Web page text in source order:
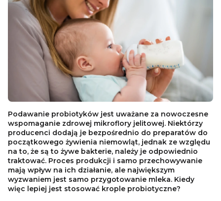
Podawanie probiotyków jest uważane za nowoczesne
wspomaganie zdrowej mikroflory jelitowej. Niektórzy
producenci dodają je bezpośrednio do preparatów do
początkowego żywienia niemowląt, jednak ze względu
na to, że są to żywe bakterie, należy je odpowiednio
traktować. Proces produkcji i samo przechowywanie
mają wpływ na ich działanie, ale największym
wyzwaniem jest samo przygotowanie mleka. Kiedy
więc lepiej jest stosować krople probiotyczne?